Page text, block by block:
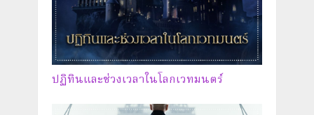
ปฏิทินและช่วงเวลาในโลกเวทมนตร์